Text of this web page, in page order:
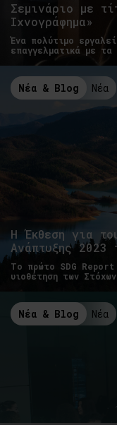
Σεμινάριο με
Ιχνογράφημα»
Ένα πολύτιμο
επαγγελματικά με τα
Νέα & Blog Νέα
Η Έκθεση για
Ανάπτυξης
Το πρώτο SDG
υιοθέτηση των
Νέα & Blog Νέα